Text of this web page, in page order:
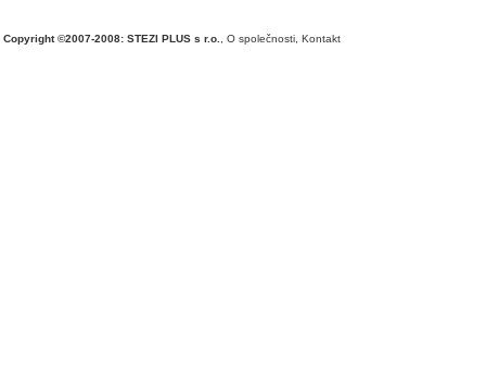
Copyright ©2007-2008: STEZI PLUS s r.o. O společnosti Kontakt